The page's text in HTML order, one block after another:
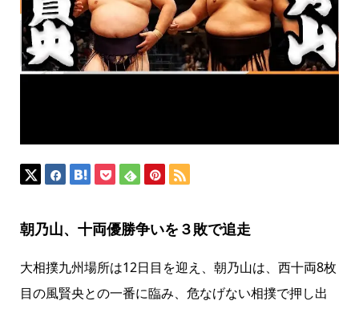
朝乃山、十両優勝争いを３敗で追走
大相撲九州場所は12日目を迎え、朝乃山は、西十両8枚
目の風賢央との一番に臨み、危なげない相撲で押し出